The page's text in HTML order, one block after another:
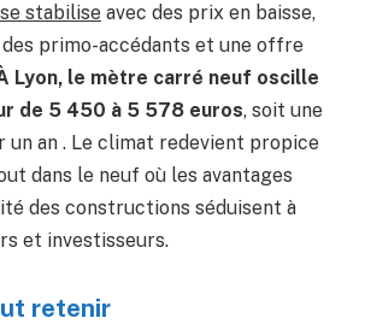
stabilise avec des prix en baisse,
primo-accédants et une offre
Lyon, le mètre carré neuf oscille
de 5 450 à 5 578 euros, soit une
un an . Le climat redevient propice
dans le neuf où les avantages
des constructions séduisent à
et investisseurs.
retenir